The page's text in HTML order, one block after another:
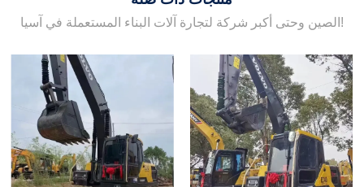
الصين وحتى أكبر شركة لتجارة آلات البناء المستعملة في آسيا!